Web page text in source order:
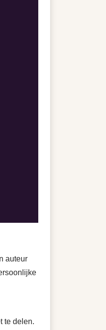
auteur
te delen.